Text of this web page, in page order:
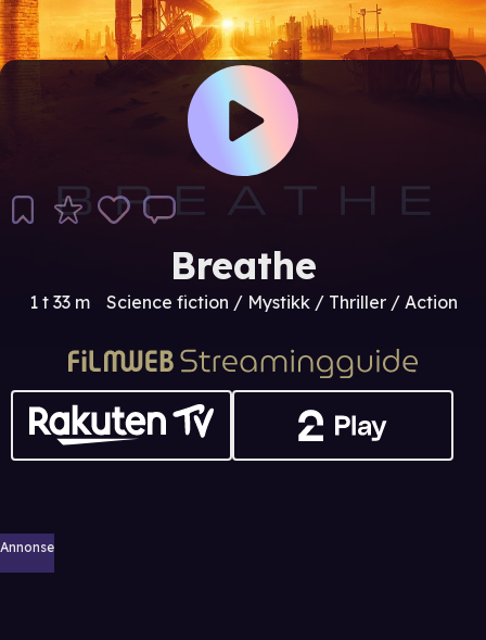
Breathe
1 t 33 m Science fiction / Mystikk / Thriller / Action
Annonse